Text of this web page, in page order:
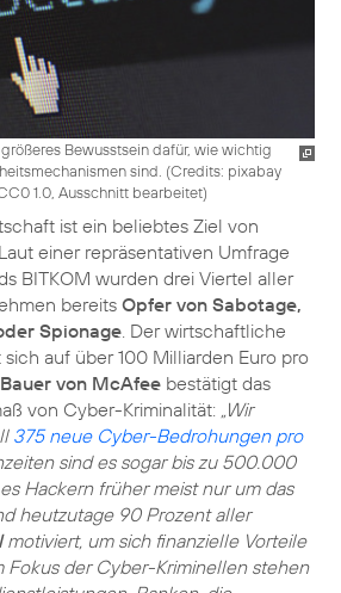
Bewusstsein dafür, wie wichtig
sind. (Credits: pixabay
1.0, Ausschnitt bearbeitet)
ist ein beliebtes Ziel von
einer repräsentativen Umfrage
BITKOM wurden drei Viertel aller
bereits Opfer von Sabotage,
Spionage. Der wirtschaftliche
auf über 100 Milliarden Euro pro
von McAfee bestätigt das
von Cyber-Kriminalität: „Wir
375 neue Cyber-Bedrohungen pro
sind es sogar bis zu 500.000
Hackern früher meist nur um das
heutzutage 90 Prozent aller
motiviert, um sich finanzielle Vorteile
Fokus der Cyber-Kriminellen stehen